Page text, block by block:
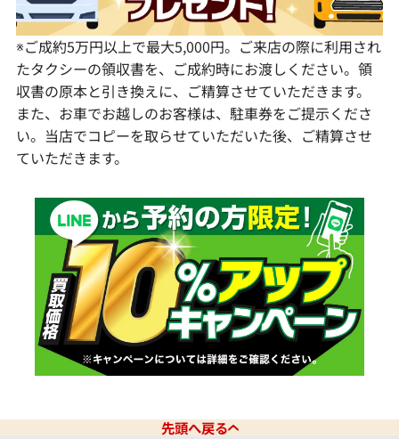
※ご成約5万円以上で最大5,000円。ご来店の際に利用され
たタクシーの領収書を、ご成約時にお渡しください。領
収書の原本と引き換えに、ご精算させていただきます。
また、お車でお越しのお客様は、駐車券をご提示くださ
い。当店でコピーを取らせていただいた後、ご精算させ
ていただきます。
先頭へ戻る